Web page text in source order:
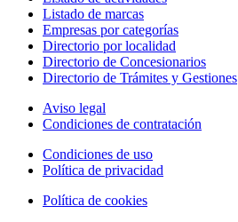
Listado de marcas
Empresas por categorías
Directorio por localidad
Directorio de Concesionarios
Directorio de Trámites y Gestiones
Aviso legal
Condiciones de contratación
Condiciones de uso
Política de privacidad
Política de cookies